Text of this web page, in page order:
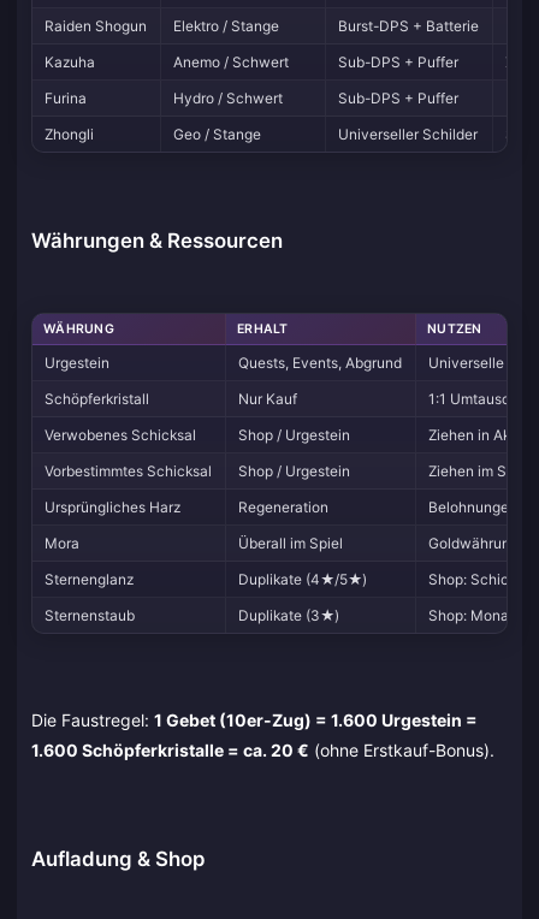
Raiden Shogun
Elektro / Stange Burst-DPS + Batterie
Kazuha
Anemo / Schwert Sub-DPS + Puffer
Furina
Hydro / Schwert Sub-DPS + Puffer
Zhongli
Geo / Stange Universeller Schilder
Währungen & Ressourcen
WÄHRUNG ERHALT NUTZEN
Urgestein Quests, Events, Abgrund
Universelle
Schöpferkristall
Nur Kauf
1:1 Umtausch
Verwobenes Schicksal
Shop / Urgestein
Ziehen in
Vorbestimmtes Schicksal
Shop / Urgestein
Ziehen im
Ursprüngliches Harz
Regeneration
Belohnungen
Mora
Überall im Spiel
Goldwährung
Sternenglanz
Duplikate (4★/5★)
Shop:
Sternenstaub
Duplikate (3★) Shop:
Die Faustregel: 1 Gebet (10er-Zug) = 1.600 Urgestein =
1.600 Schöpferkristalle = ca. 20 € (ohne Erstkauf-Bonus).
Aufladung & Shop